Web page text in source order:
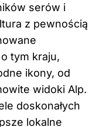
serów i
z pewnością
tym kraju,
ikony, od
widoki Alp.
doskonałych
lokalne